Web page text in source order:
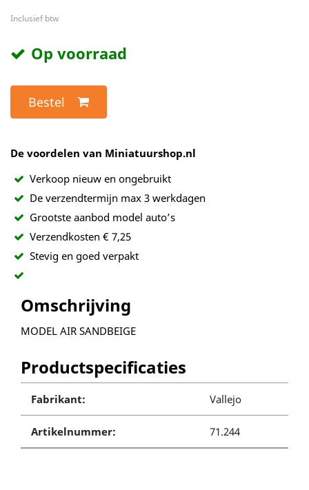
Inclusief btw
Op voorraad
Bestel
De voordelen van Miniatuurshop.nl
Verkoop nieuw en ongebruikt
De verzendtermijn max 3 werkdagen
Grootste aanbod model auto’s
Verzendkosten € 7,25
Stevig en goed verpakt
Omschrijving
MODEL AIR SANDBEIGE
Productspecificaties
Fabrikant: Vallejo
Artikelnummer: 71.244